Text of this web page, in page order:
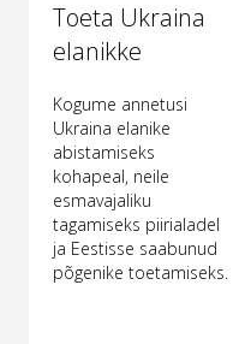
Toeta Ukraina
elanikke
Kogume annetusi
Ukraina elanike
abistamiseks
kohapeal, neile
esmavajaliku
tagamiseks piirialadel
ja Eestisse saabunud
põgenike toetamiseks.